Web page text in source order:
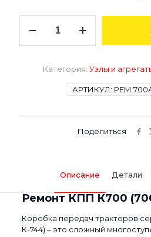
товара
АРТИКУЛ: РЕМ
Категория: Узлы и
Поделиться
Описание Детали
Ремонт КПП К700
Коробка передач тракторов
К-744) – это сложный